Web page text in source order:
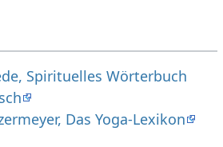
Spirituelles Wörterbuch
Das Yoga-Lexikon